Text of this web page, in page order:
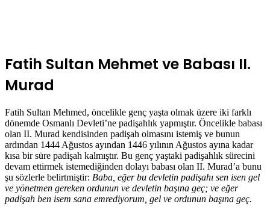
Fatih Sultan Mehmet ve Babası II.
Murad
Fatih Sultan Mehmed, öncelikle genç yaşta olmak üzere iki farklı
dönemde Osmanlı Devleti’ne padişahlık yapmıştır. Öncelikle babası
olan II. Murad kendisinden padişah olmasını istemiş ve bunun
ardından 1444 Ağustos ayından 1446 yılının Ağustos ayına kadar
kısa bir süre padişah kalmıştır. Bu genç yaştaki padişahlık sürecini
devam ettirmek istemediğinden dolayı babası olan II. Murad’a bunu
şu sözlerle belirtmiştir: Baba, eğer bu devletin padişahı sen isen gel
ve yönetmen gereken ordunun ve devletin başına geç; ve eğer
padişah ben isem sana emrediyorum, gel ve ordunun başına geç.